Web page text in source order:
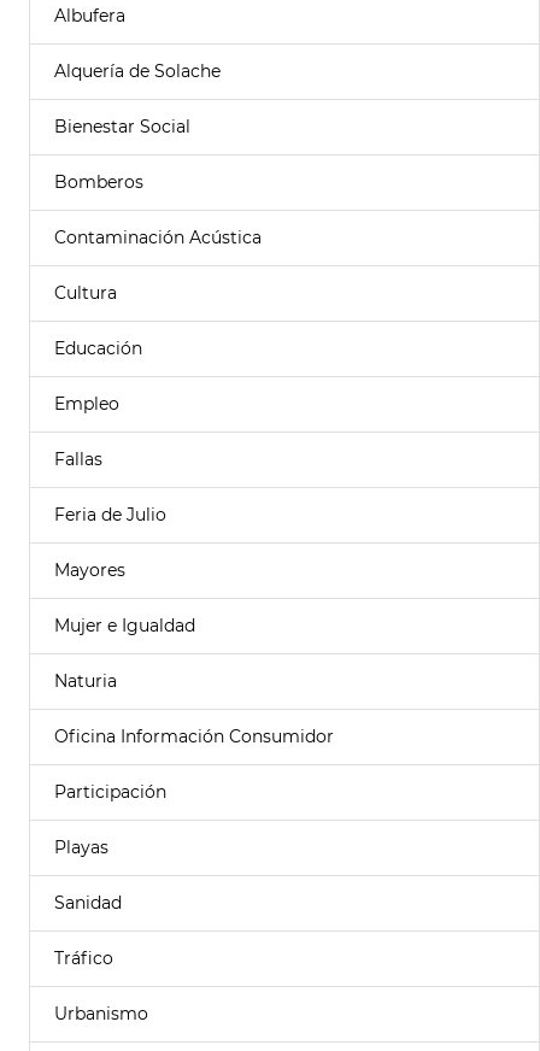
Albufera
Alquería de Solache
Bienestar Social
Bomberos
Contaminación Acústica
Cultura
Educación
Empleo
Fallas
Feria de Julio
Mayores
Mujer e Igualdad
Naturia
Oficina Información Consumidor
Participación
Playas
Sanidad
Tráfico
Urbanismo